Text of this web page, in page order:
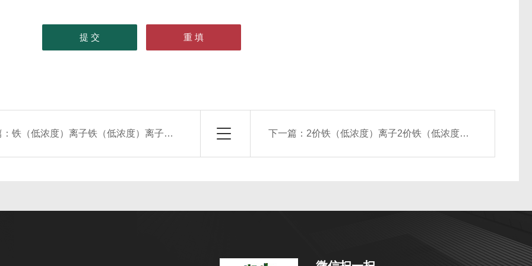
：铁（低浓度）离子铁（低浓度）离子测试包 下一篇： 2价铁（低浓度）离子2价铁（低浓度）离子测试包